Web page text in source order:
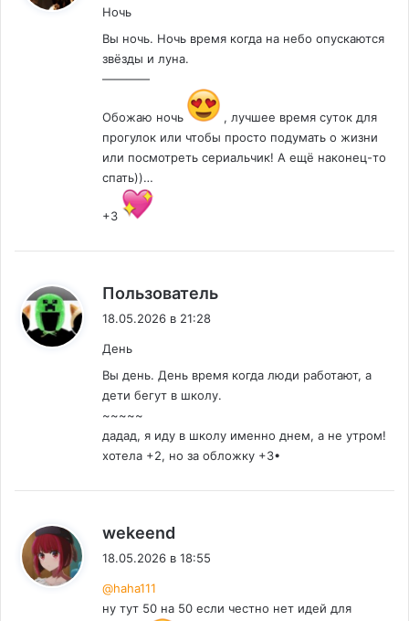
Ночь
Вы ночь. Ночь время когда на небо опускаются
звёзды и луна.
————
Обожаю ночь
, лучшее время суток для
прогулок или чтобы просто подумать о жизни
или посмотреть сериальчик! А ещё наконец-то
спать))…
+3
Пользователь
18.05.2026 в 21:28
День
Вы день. День время когда люди работают, а
дети бегут в школу.
~~~~~
дадад, я иду в школу именно днем, а не утром!
хотела +2, но за обложку +3•
wekeend
18.05.2026 в 18:55
@haha111
ну тут 50 на 50 если честно нет идей для